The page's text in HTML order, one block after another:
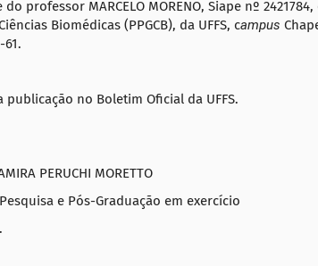
professor MARCELO MORENO, Siape nº
Biomédicas (PPGCB), da UFFS, campus
.
no Boletim Oficial da UFFS.
PERUCHI MORETTO
e Pós-Graduação em exercício